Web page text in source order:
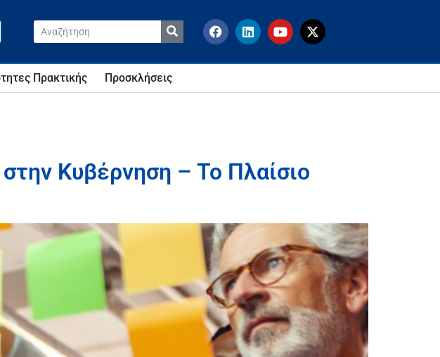
Πρακτικής Προσκλήσεις
Κυβέρνηση – Το Πλαίσιο